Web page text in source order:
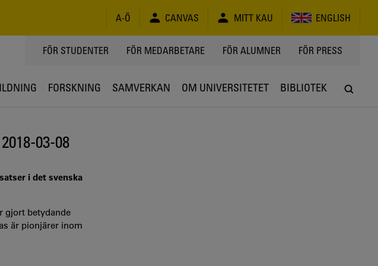
A-Ö CANVAS MITT KAU ENGLISH
TOPPMENY
FÖR STUDENTER FÖR MEDARBETARE FÖR ALUMNER FÖR PRESS
FORSKNING SAMVERKAN OM UNIVERSITETET BIBLIOTEK
2018-03-08
i det svenska
gjort betydande
är pionjärer inom